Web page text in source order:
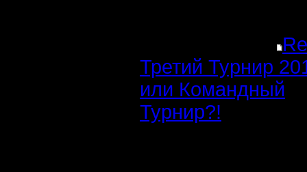
Третий Турнир
или Командный
Турнир?!